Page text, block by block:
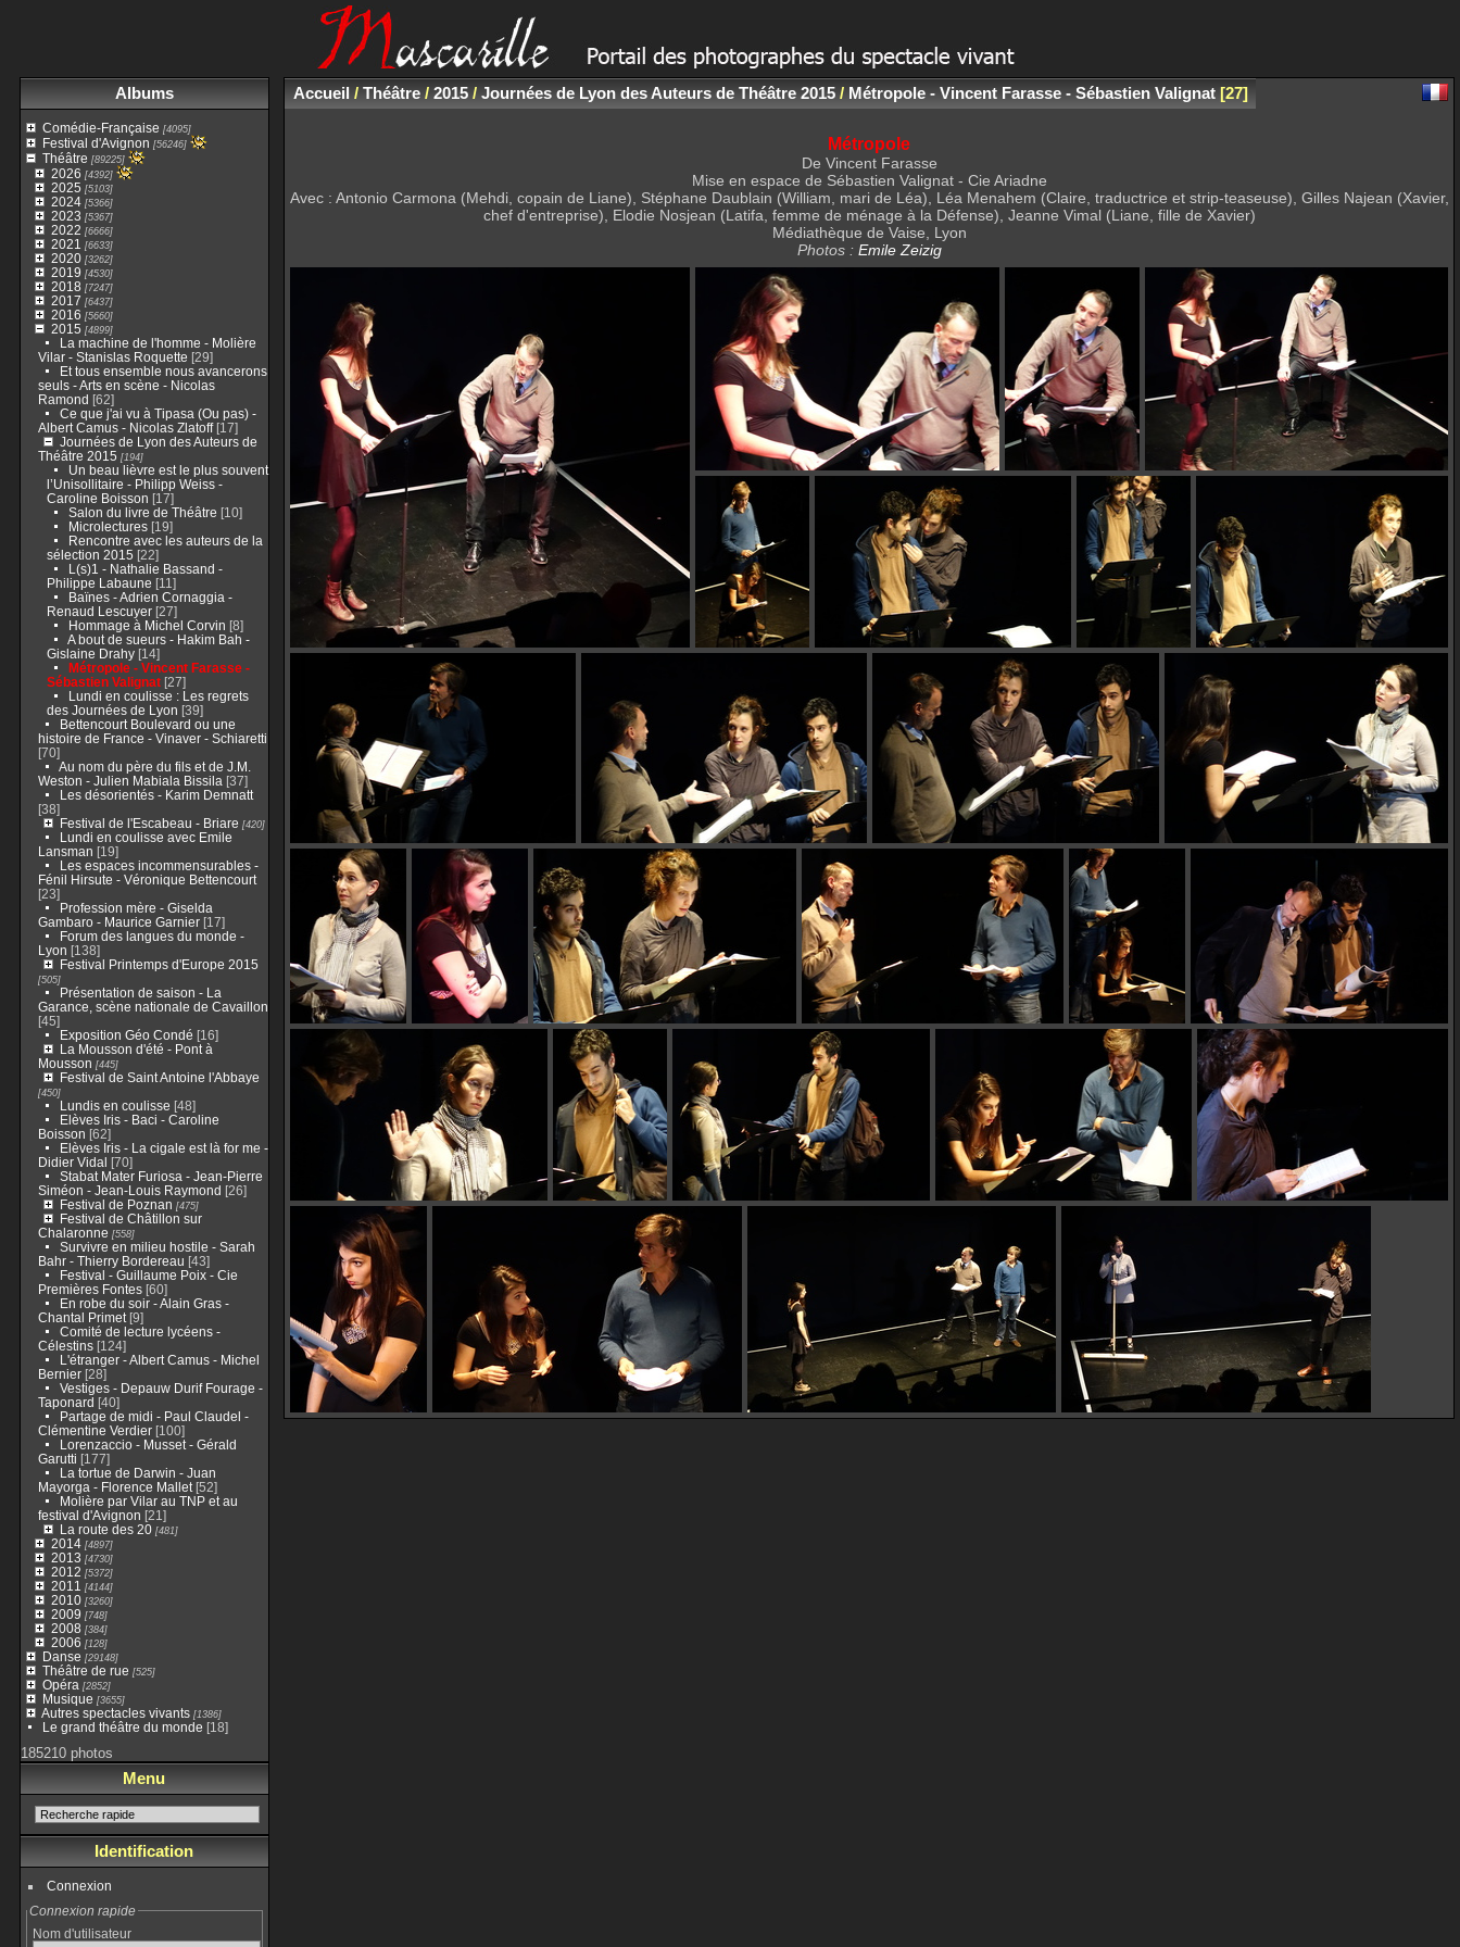
Albums
Comédie-Française [4095]
Festival d'Avignon [56246]
Théâtre [89225]
2026 [4392]
2025 [5103]
2024[5366]
2023 [5367]
2022 [6666]
2021 [6633]
2020[3262]
2019 [4530]
2018 [7247]
2017 [6437]
2016 [5660]
2015 [4899]
La machine de l'homme - Molière
Vilar - Stanislas Roquette [29]
Et tous ensemble nous avancerons
seuls - Arts en scène - Nicolas
Ramond [62]
Ce que j'ai vu à Tipasa (Ou pas) -
Albert Camus - Nicolas Zlatoff[17]
Journées de Lyon des Auteurs de
Théâtre 2015 [194]
Un beau lièvre est le plus souvent
l’Unisollitaire - Philipp Weiss -
Caroline Boisson [17]
Salon du livre de Théâtre [10]
Microlectures[19]
Rencontre avec les auteurs de la
sélection 2015 [22]
L(s)1 - Nathalie Bassand -
Philippe Labaune [11]
Baïnes - Adrien Cornaggia -
Renaud Lescuyer[27]
Hommage à Michel Corvin [8]
A bout de sueurs - Hakim Bah -
Gislaine Drahy[14]
Métropole - Vincent Farasse -
Sébastien Valignat[27]
Lundi en coulisse : Les regrets
des Journées de Lyon [39]
Bettencourt Boulevard ou une
histoire de France - Vinaver - Schiaretti
[70]
Au nom du père du fils et de J.M.
Weston - Julien Mabiala Bissila [37]
Les désorientés - Karim Demnatt
[38]
Festival de l'Escabeau - Briare [420]
Lundi en coulisse avec Emile
Lansman [19]
Les espaces incommensurables -
Fénil Hirsute - Véronique Bettencourt
[23]
Profession mère - Giselda
Gambaro - Maurice Garnier[17]
Forum des langues du monde -
Lyon [138]
Festival Printemps d'Europe 2015
[505]
Présentation de saison - La
Garance, scène nationale de Cavaillon
[45]
Exposition Géo Condé [16]
La Mousson d'été - Pont à
Mousson [445]
Festival de Saint Antoine l'Abbaye
[450]
Lundis en coulisse [48]
Elèves Iris - Baci - Caroline
Boisson [62]
Elèves Iris - La cigale est là for me -
Didier Vidal [70]
Stabat Mater Furiosa - Jean-Pierre
Siméon - Jean-Louis Raymond [26]
Festival de Poznan [475]
Festival de Châtillon sur
Chalaronne [558]
Survivre en milieu hostile - Sarah
Bahr - Thierry Bordereau [43]
Festival - Guillaume Poix - Cie
Premières Fontes[60]
En robe du soir - Alain Gras -
Chantal Primet[9]
Comité de lecture lycéens -
Célestins[124]
L'étranger - Albert Camus - Michel
Bernier[28]
Vestiges - Depauw Durif Fourage -
Taponard [40]
Partage de midi - Paul Claudel -
Clémentine Verdier[100]
Lorenzaccio - Musset - Gérald
Garutti [177]
La tortue de Darwin - Juan
Mayorga - Florence Mallet[52]
Molière par Vilar au TNP et au
festival d'Avignon [21]
La route des 20[481]
2014[4897]
2013 [4730]
2012 [5372]
2011 [4144]
2010[3260]
2009 [748]
2008 [384]
2006 [128]
Danse [29148]
Théâtre de rue [525]
Opéra [2852]
Musique [3655]
Autres spectacles vivants[1386]
Le grand théâtre du monde [18]
185210 photos
Menu
Identification
Connexion
Connexion rapide
Nom d'utilisateur
Accueil/ Théâtre/ 2015/ Journées de Lyon des Auteurs de Théâtre 2015/ Métropole - Vincent Farasse - Sébastien Valignat 27
Métropole
De Vincent Farasse
Mise en espace de Sébastien Valignat - Cie Ariadne
Avec : Antonio Carmona (Mehdi, copain de Liane), Stéphane Daublain (William, mari de Léa), Léa Menahem (Claire, traductrice et strip-teaseuse), Gilles Najean (Xavier,
chef d'entreprise), Elodie Nosjean (Latifa, femme de ménage à la Défense), Jeanne Vimal (Liane, fille de Xavier)
Médiathèque de Vaise, Lyon
Photos : Emile Zeizig